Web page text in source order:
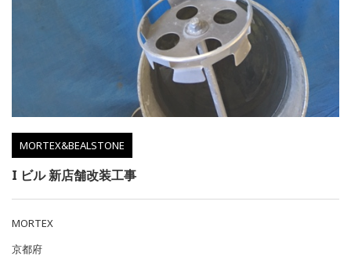
MORTEX&BEALSTONE
I ビル 新店舗改装工事
MORTEX
京都府